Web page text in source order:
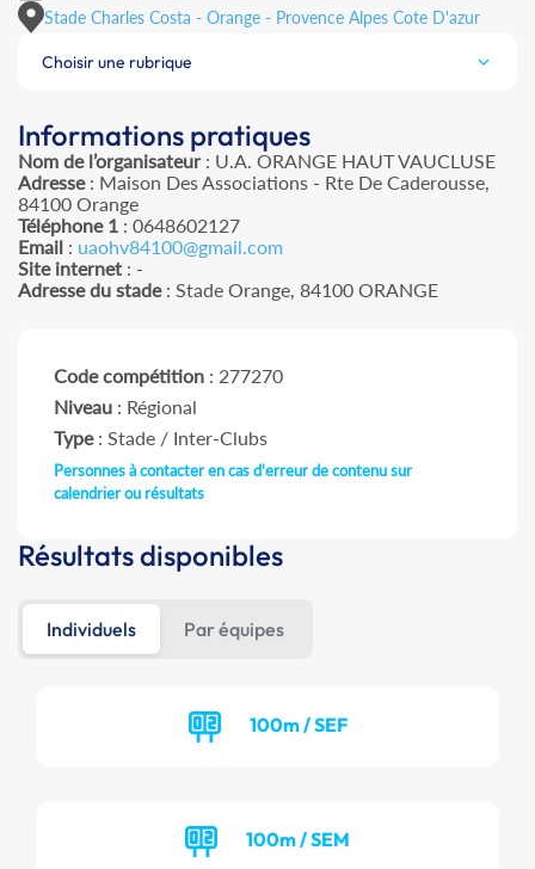
Stade Charles Costa - Orange - Provence Alpes Cote D'azur
Choisir une rubrique
Informations pratiques
Nom de l’organisateur: U.A. ORANGE HAUT VAUCLUSE
Adresse: Maison Des Associations - Rte De Caderousse,
84100 Orange
Téléphone 1 : 0648602127
Email : uaohv84100@gmail.com
Site internet : -
Adresse du stade: Stade Orange, 84100 ORANGE
Code compétition : 277270
Niveau : Régional
Type: Stade / Inter-Clubs
Personnes à contacter en cas d'erreur de contenu sur
calendrier ou résultats
Résultats disponibles
Individuels Par équipes
100m / SEF
100m / SEM